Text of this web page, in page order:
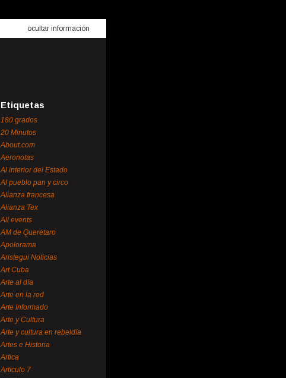
ocultar información
Etiquetas
180 grados
20 Minutos
About.com
Aeronotas
Al interior del Estado
Al pueblo pan y circo
Alianza francesa
Alianza Tex
All events
AM de Querétaro
Apolorama
Aristegui Noticias
Art Cuba
Arte al día
Arte en la red
Arte Informado
Arte y Cultura
Arte y cultura en rebeldía
Artes e Historia
Artica
Artículo 7